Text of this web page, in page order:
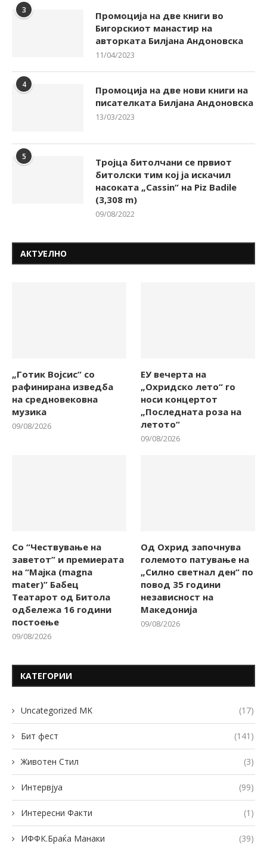
3
Промоција на две книги во
Бигорскиот манастир на
авторката Билјана Андоновска
11/04/2023
4
Промоција на две нови книги на
писателката Билјана Андоновска
13/03/2023
5
Тројца битолчани се првиот
битолски тим кој ја искачил
насоката „Cassin“ на Piz Badile
(3,308 m)
09/08/2022
АКТУЕЛНО
„Готик Војсис“ со
рафинирана изведба
на средновековна
музика
09/08/2026
ЕУ вечерта на
„Охридско лето“ го
носи концертот
„Последната роза на
летото“
09/08/2026
Со “Чествување на
заветот” и премиерата
на “Мајка (magna
mater)” Бабец
Театарот од Битола
одбележа 16 години
постоење
09/08/2026
Од Охрид започнува
големото патување на
„Силно светнал ден“ по
повод 35 години
независност на
Македонија
09/08/2026
КАТЕГОРИИ
Uncategorized MK (17)
Бит фест (141)
Животен Стил (3)
Интервјуа (99)
Интересни Факти (1)
ИФФК.Браќа Манаки (39)